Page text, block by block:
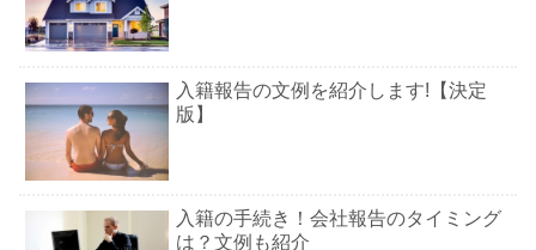
入籍報告の文例を紹介します!【決定
版】
入籍の手続き！会社報告のタイミング
は？文例も紹介